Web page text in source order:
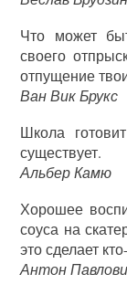
Что может
своего
отпущение
Ван Вик Брукс
Школа
существует.
Альбер Камю
Хорошее
соуса на
это сделает
Антон